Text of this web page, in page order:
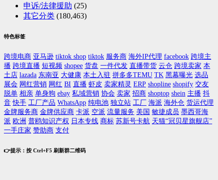
申诉/法律援助 (25)
其它分类 (180,463)
特色标签
跨境电商 亚马逊 tiktok shop tiktok 服务商 海外IP代理 facebook 跨境主
播 跨境直播 短视频 shopee 货盘 一件代发 直播带货 云仓 跨境卖家 本
土店 lazada 东南亚 大健康 本土入驻 拼多多TEMU TK 黑幕曝光 选品
展会 网红营销 网红 BI 直播 虾皮 卖家精灵 ERP shopline shopify 交友
脱单 相亲 单身狗 ebay 私域营销 协会 卖家 招商 shoptop shein 主播 抖
音 快手 工厂产品 WhatsApp 纯电池 独立站 工厂 海派 海外仓 货运代理
金牌服务商 金牌供应商 卡派 空派 流量服务 美国 敏捷成员 墨西哥海
派 欧洲 普鸥知识产权 日本专线 商标 苏新号卡航 天猫“冠贝星旗舰店”
一手庄家 赞助商 支付
👉提示：按 Ctrl+F5 刷新群二维码